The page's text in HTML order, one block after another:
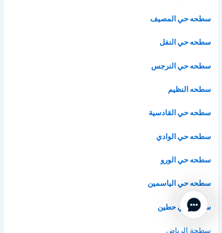
سطحه حي المصيف
سطحه حي النفل
سطحه حي النرجس
سطحه النظيم
سطحه حي القادسية
سطحه حي الوادي
سطحه حي الورو
سطحه حي الياسمين
سطحه حي حطين
سطحة الرياض
Contact Us